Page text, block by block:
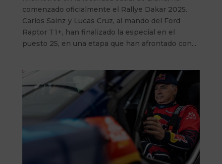
comenzado oficialmente el Rallye Dakar 2025.
Carlos Sainz y Lucas Cruz, al mando del Ford
Raptor T1+, han finalizado la especial en el
puesto 25, en una etapa que han afrontado con...